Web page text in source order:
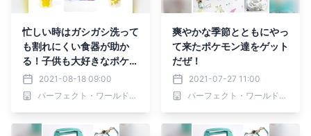
忙しい時はガシガシ洗って
も割れにくい食器が助か
る！子供も大好きなポケモ
ンなら親も子供もWin-Wi
nだよね？
2021-08-18 09:00
パーフェクト・ワールド株式会社
爽やかな季節とともにやっ
て来たポケモン達をゲット
だぜ！
2021-07-27 11:00
パーフェクト・ワールド株式会社